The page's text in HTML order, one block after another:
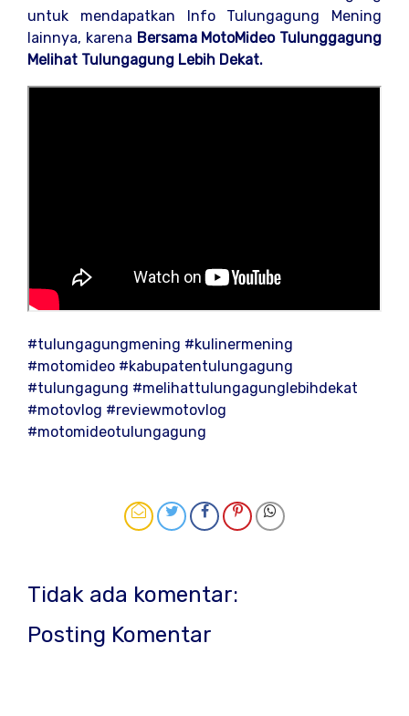
untuk mendapatkan Info Tulungagung Mening
lainnya, karena Bersama MotoMideo Tulunggagung
Melihat Tulungagung Lebih Dekat.
#tulungagungmening #kulinermening
#motomideo #kabupatentulungagung
#tulungagung #melihattulungagunglebihdekat
#motovlog #reviewmotovlog
#motomideotulungagung
Tidak ada komentar:
Posting Komentar